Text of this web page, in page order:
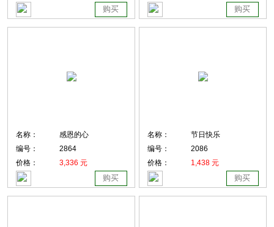
购买 购买
名称：
感恩的心
编号：
2864
价格：
3,336 元
购买
名称：
节日快乐
编号：
2086
价格：
1,438 元
购买